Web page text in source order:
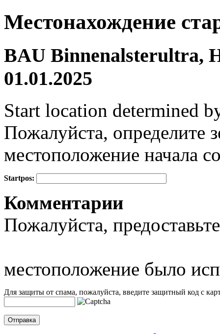
Местонахождение
BAU Binnenalsterultra,
01.01.2025
Start location determined
Пожалуйста, определите
местоположение начала
−
Startpos:
Комментарии
Пожалуйста,
местоположение было
Для защиты от спама, пожалуйста, введите защитный код с